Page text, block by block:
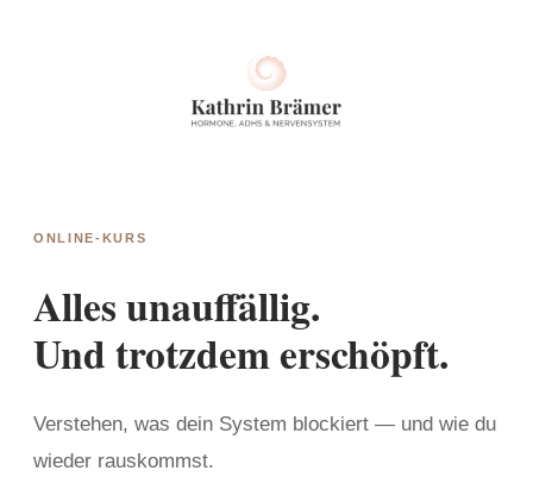
ONLINE-KURS
Alles unauffällig.
Und trotzdem erschöpft.
Verstehen, was dein System blockiert — und wie du
wieder rauskommst.